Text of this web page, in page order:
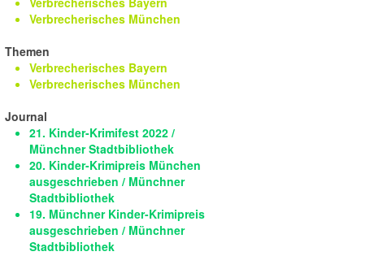
Verbrecherisches München
Themen
Verbrecherisches Bayern
Verbrecherisches München
Journal
21. Kinder-Krimifest 2022 /
Münchner Stadtbibliothek
20. Kinder-Krimipreis München
ausgeschrieben / Münchner
Stadtbibliothek
19. Münchner Kinder-Krimipreis
ausgeschrieben / Münchner
Stadtbibliothek